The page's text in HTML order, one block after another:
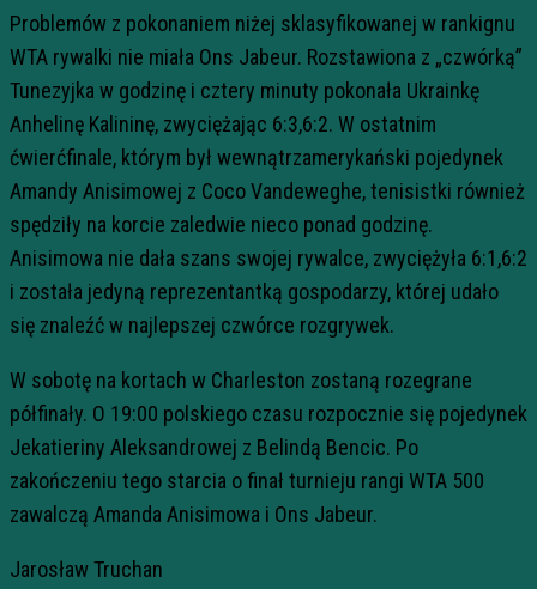
Problemów z pokonaniem niżej sklasyfikowanej w rankignu
WTA rywalki nie miała Ons Jabeur. Rozstawiona z „czwórką”
Tunezyjka w godzinę i cztery minuty pokonała Ukrainkę
Anhelinę Kalininę, zwyciężając 6:3,6:2. W ostatnim
ćwierćfinale, którym był wewnątrzamerykański pojedynek
Amandy Anisimowej z Coco Vandeweghe, tenisistki również
spędziły na korcie zaledwie nieco ponad godzinę.
Anisimowa nie dała szans swojej rywalce, zwyciężyła 6:1,6:2
i została jedyną reprezentantką gospodarzy, której udało
się znaleźć w najlepszej czwórce rozgrywek.
W sobotę na kortach w Charleston zostaną rozegrane
półfinały. O 19:00 polskiego czasu rozpocznie się pojedynek
Jekatieriny Aleksandrowej z Belindą Bencic. Po
zakończeniu tego starcia o finał turnieju rangi WTA 500
zawalczą Amanda Anisimowa i Ons Jabeur.
Jarosław Truchan